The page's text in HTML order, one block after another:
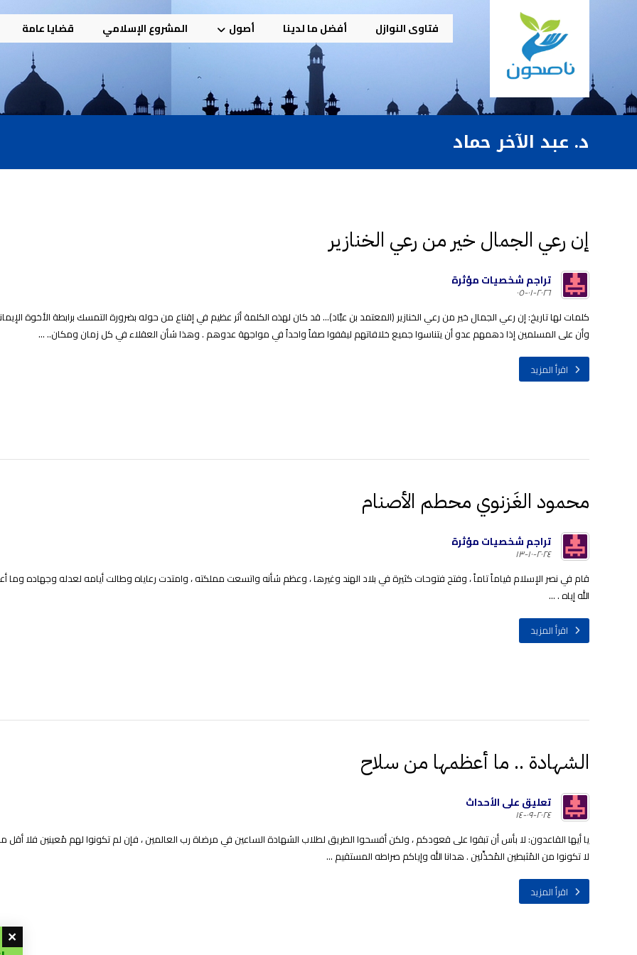
فتاوى النوازل أفضل ما لدينا أصول المشروع الإسلامي قضايا عامة
د. عبد الآخر حماد
إن رعي الجمال خير من رعي الخنازير
تراجم شخصيات مؤثرة
٢٠٢٦-٠١-٠٥
كلمات لها تاريخ: إن رعي الجمال خير من رعي الخنازير (المعتمد بن عبَّاد)... قد كان لهذه الكلمة أثر عظيم في إقناع من حوله بضرورة التمسك برابطة الأخوة
وأن على المسلمين إذا دهمهم عدو أن يتناسوا جميع خلافاتهم ليقفوا صفاً واحداً في مواجهة عدوهم . وهذا شأن العقلاء في كل زمان ومكان.. ...
اقرأ المزيد
محمود الغَزنوي محطم الأصنام
تراجم شخصيات مؤثرة
٢٠٢٤-١٠-١٣
قام في نصر الإسلام قياماً تاماً ، وفتح فتوحات كثيرة في بلاد الهند وغيرها ، وعظم شأنه واتسعت مملكته ، وامتدت رعاياه وطالت أيامه لعدله وجهاده وما
الله إياه . ...
اقرأ المزيد
الشهادة .. ما أعظمها من سلاح
تعليق على الأحداث
٢٠٢٤-٠٩-١٤
يا أيها القاعدون: لا بأس أن تبقوا على قعودكم ، ولكن أفسحوا الطريق لطلاب الشهادة الساعين في مرضاة رب العالمين ، فإن لم تكونوا لهم مُعينين فلا أقل
لا تكونوا من المُثبطين المُخذِّلين . هدانا الله وإياكم صراطه المستقيم ...
اقرأ المزيد